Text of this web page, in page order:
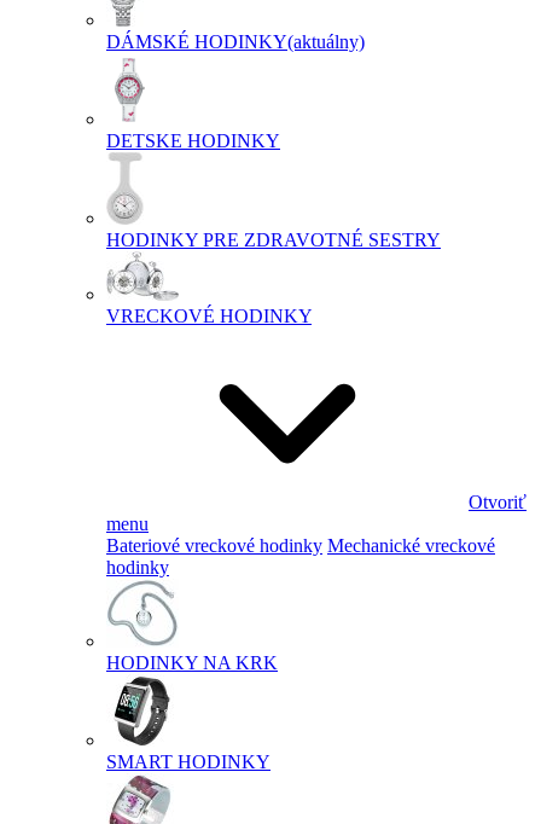
DÁMSKÉ HODINKY(aktuálny)
DETSKE HODINKY
HODINKY PRE ZDRAVOTNÉ SESTRY
VRECKOVÉ HODINKY
Otvoriť
menu
Bateriové vreckové hodinky Mechanické vreckové
hodinky
HODINKY NA KRK
SMART HODINKY